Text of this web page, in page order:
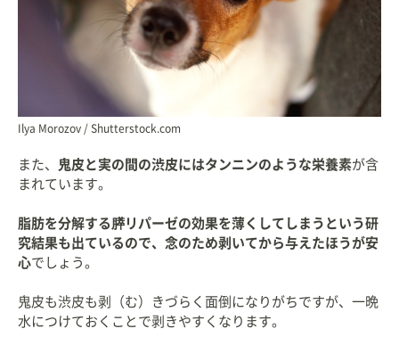
Ilya Morozov / Shutterstock.com
また、 鬼皮と実の間の渋皮にはタンニンのような栄養素が含
まれています。
脂肪を分解する膵リパーゼの効果を薄くしてしまうという研
究結果も出ているので、念のため剥いてから与えたほうが安
心でしょう。
鬼皮も渋皮も剥（む）きづらく面倒になりがちですが、一晩
水につけておくことで剥きやすくなります。